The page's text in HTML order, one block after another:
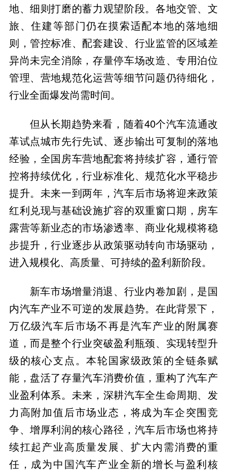
地、细则打磨的蓄力观望阶段。各地交管、文
旅、住建等部门仍在摸索适配本地的落地细
则，管控标准、配套建设、行业监管的区域差
异尚未完全消除，存量停车场改造、专用泊位
管理、营地规范化运营等细节问题仍待细化，
行业全面爆发尚需时间。
但从长期趋势来看，随着40个汽车流通改
革试点城市先行先试、逐步输出可复制的落地
经验，全国房车营地配套将持续扩容，通行管
控将持续优化，行业标准化、规范化水平稳步
提升。未来一到两年，汽车后市场将迎来政策
红利兑现与基础设施扩容的双重窗口期，房车
露营等新业态的市场渗透率、商业化规模将稳
步提升，行业逐步从政策驱动转向市场驱动，
进入规模化、高质量、可持续的盈利新阶段。
新车市场增量消退、行业内卷加剧，是国
内汽车产业不可逆的发展趋势。在此背景下，
万亿级汽车后市场不再是汽车产业的附属赛
道，而是整个行业突破盈利瓶颈、实现转型升
级的核心支点。本轮国家级政策的全链条赋
能，盘活了存量汽车消费价值，重构了汽车产
业盈利体系。未来，深耕汽车全生命周期、发
力高附加值后市场业态，将成为车企突围竞
争、增厚利润的核心路径，汽车后市场也将持
续扛起产业高质量发展、扩大内需消费的重
任，成为中国汽车产业全新的增长与盈利核